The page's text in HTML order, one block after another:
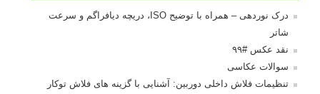
درک نوردهی – همراه با توضیح ISO، دریچه دیافراگم و سرعت
شاتر
نقد عکس #۹۹
سوالات عکاسی
تنظیمات فلاش داخلی دوربین: آشنایی با گزینه های فلاش توکار